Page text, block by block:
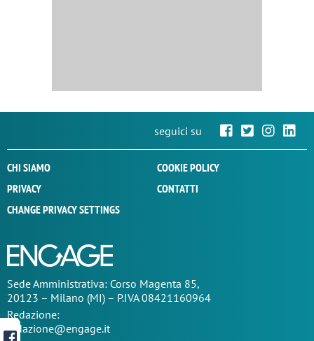
seguici su
CHI SIAMO
COOKIE POLICY
PRIVACY
CONTATTI
CHANGE PRIVACY SETTINGS
SedeAmministrativa: Corso Magenta 85,
20123 – Milano (MI) – P.IVA 08421160964
Redazione:
redazione@engage.it